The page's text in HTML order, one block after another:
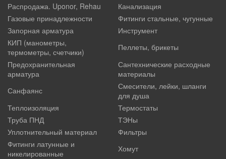
Распродажа. Uponor, Rehau
Канализация
Газовые принадлежности
Фитинги стальные, чугунные
Запорная арматура
Инструмент
КИП (манометры,
термометры, счетчики)
Пеллеты, брикеты
Предохранительная
арматура
Сантехнические расходные
материалы
Санфаянс
Смесители, лейки, шланги
для душа
Теплоизоляция
Термостаты
Труба ПНД
ТЭНы
Уплотнительный материал
Фильтры
Фитинги латунные и
никелированные
Хомут